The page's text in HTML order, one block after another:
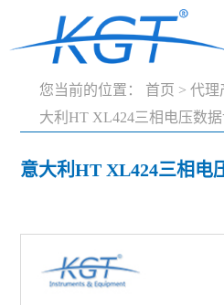
您当前的位置： 首页 > 代理
大利HT XL424三相电压数
意大利HT XL424三相电